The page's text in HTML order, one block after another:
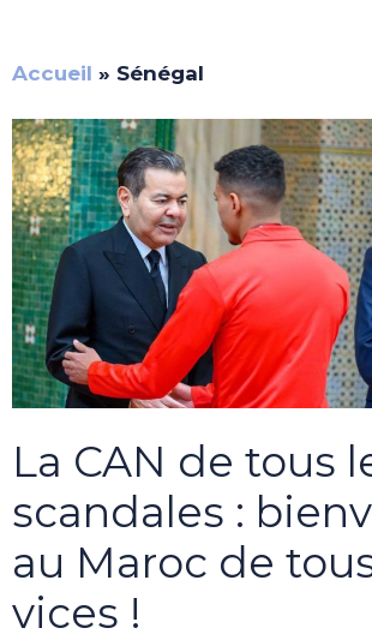
Accueil » Sénégal
La CAN de tous
scandales :
au Maroc de
vices !